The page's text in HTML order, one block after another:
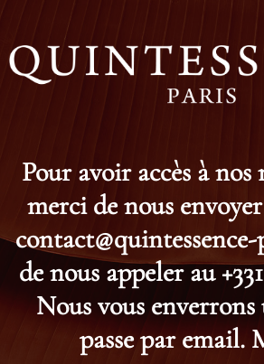
Pour avoir accès à
merci de nous
de nous appeler au
Nous vous
passe par email.